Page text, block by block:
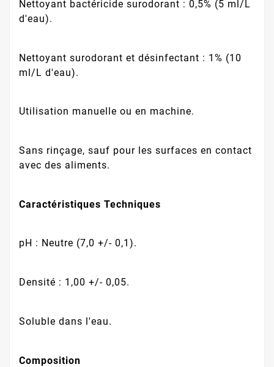
Nettoyant bactéricide surodorant : 0,5% (5 ml/L
d'eau).
Nettoyant surodorant et désinfectant : 1% (10
ml/L d'eau).
Utilisation manuelle ou en machine.
Sans rinçage, sauf pour les surfaces en contact
avec des aliments.
Caractéristiques Techniques
pH : Neutre (7,0 +/- 0,1).
Densité : 1,00 +/- 0,05.
Soluble dans l'eau.
Composition